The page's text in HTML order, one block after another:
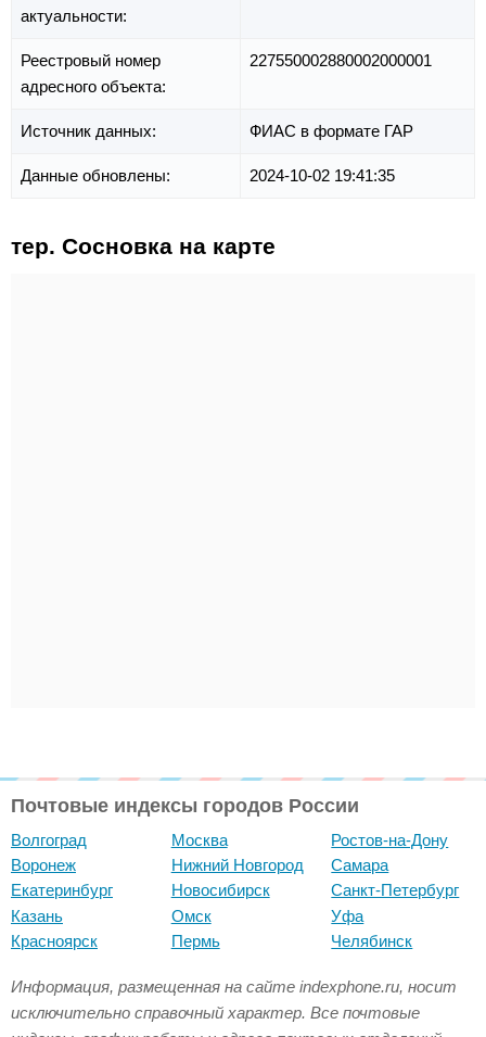
актуальности:
Реестровый номер
адресного объекта:
227550002880002000001
Источник данных: ФИАС в формате ГАР
Данные обновлены: 2024-10-02 19:41:35
тер. Сосновка на карте
Почтовые индексы городов России
Волгоград
Воронеж
Екатеринбург
Казань
Красноярск
Москва
Нижний Новгород
Новосибирск
Омск
Пермь
Ростов-на-Дону
Самара
Санкт-Петербург
Уфа
Челябинск
Информация, размещенная на сайте indexphone.ru, носит
исключительно справочный характер. Все почтовые